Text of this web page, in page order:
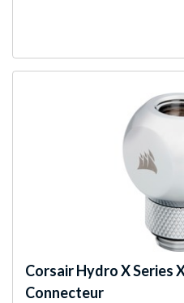
CorsairHydro X Series
Connecteur